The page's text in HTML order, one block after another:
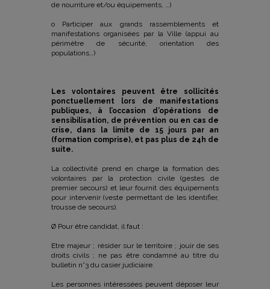
de nourriture et/ou équipements, …)
o Participer aux grands rassemblements et
manifestations organisées par la Ville (appui au
périmètre de sécurité, orientation des
populations…)
Les volontaires peuvent être sollicités
ponctuellement lors de manifestations
publiques, à l’occasion d’opérations de
sensibilisation, de prévention ou en cas de
crise, dans la limite de 15 jours par an
(formation comprise), et pas plus de 24h de
suite.
La collectivité prend en charge la formation des
volontaires par la protection civile (gestes de
premier secours) et leur fournit des équipements
pour intervenir (veste permettant de les identifier,
trousse de secours).
Ø Pour être candidat, il faut :
Etre majeur ; résider sur le territoire ; jouir de ses
droits civils ; ne pas être condamné au titre du
bulletin n°3 du casier judiciaire.
Les personnes intéressées peuvent déposer leur